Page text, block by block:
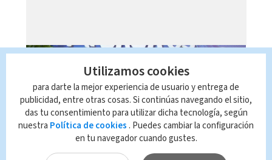
Utilizamos cookies
para darte la mejor experiencia de usuario y entrega de
publicidad, entre otras cosas. Si continúas navegando el sitio,
das tu consentimiento para utilizar dicha tecnología, según
nuestra Política de cookies . Puedes cambiar la configuración
en tu navegador cuando gustes.